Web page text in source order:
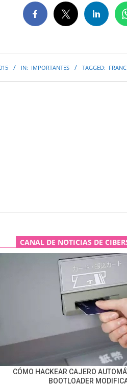
IN: IMPORTANTES TAGGED:
CANAL DE NOTICIAS DE
CÓMO HACKEAR CAJERO
BOOTLOADER